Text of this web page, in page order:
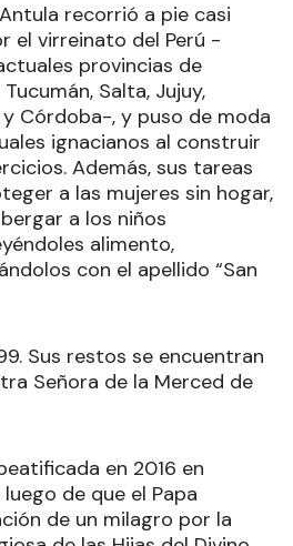
recorrió a pie casi
el virreinato del Perú -
provincias de
Salta, Jujuy,
Córdoba-, y puso de moda
ignacianos al construir
Además, sus tareas
a las mujeres sin hogar,
a los niños
alimento,
con el apellido “San
Sus restos se encuentran
Señora de la Merced de
en 2016 en
de que el Papa
de un milagro por la